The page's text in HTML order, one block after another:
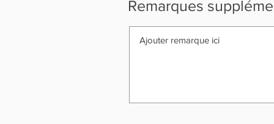
Remarques